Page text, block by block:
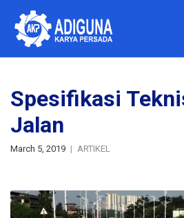
Spesifikasi
Jalan
March 5, 2019 ARTIKEL